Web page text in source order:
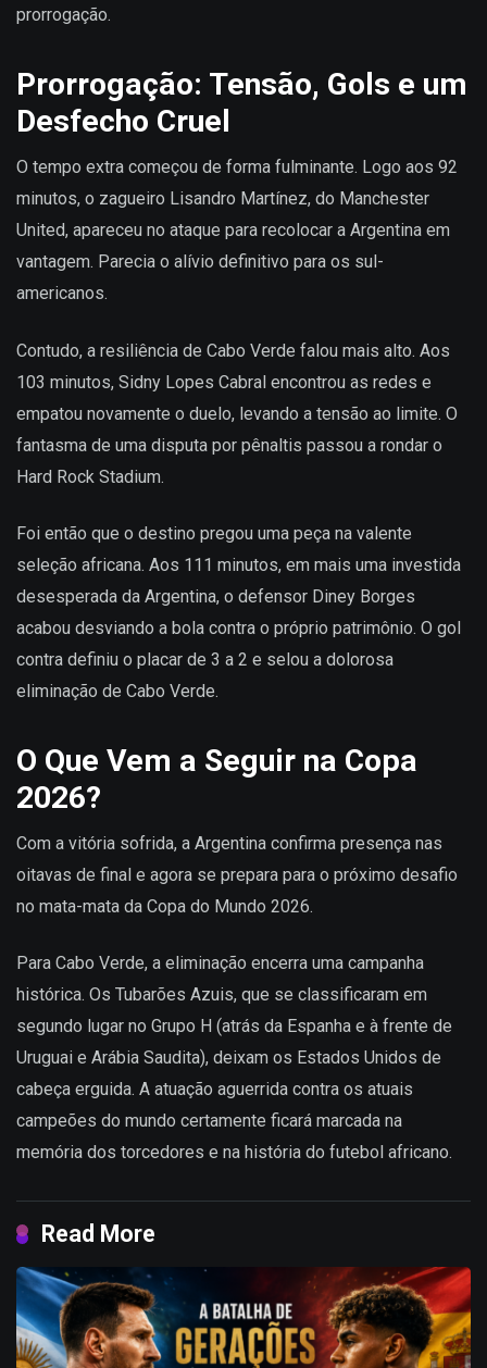
prorrogação.
Prorrogação: Tensão, Gols e um
Desfecho Cruel
O tempo extra começou de forma fulminante. Logo aos 92
minutos, o zagueiro Lisandro Martínez, do Manchester
United, apareceu no ataque para recolocar a Argentina em
vantagem. Parecia o alívio definitivo para os sul-
americanos.
Contudo, a resiliência de Cabo Verde falou mais alto. Aos
103 minutos, Sidny Lopes Cabral encontrou as redes e
empatou novamente o duelo, levando a tensão ao limite. O
fantasma de uma disputa por pênaltis passou a rondar o
Hard Rock Stadium.
Foi então que o destino pregou uma peça na valente
seleção africana. Aos 111 minutos, em mais uma investida
desesperada da Argentina, o defensor Diney Borges
acabou desviando a bola contra o próprio patrimônio. O gol
contra definiu o placar de 3 a 2 e selou a dolorosa
eliminação de Cabo Verde.
O Que Vem a Seguir na Copa
2026?
Com a vitória sofrida, a Argentina confirma presença nas
oitavas de final e agora se prepara para o próximo desafio
no mata-mata da Copa do Mundo 2026.
Para Cabo Verde, a eliminação encerra uma campanha
histórica. Os Tubarões Azuis, que se classificaram em
segundo lugar no Grupo H (atrás da Espanha e à frente de
Uruguai e Arábia Saudita), deixam os Estados Unidos de
cabeça erguida. A atuação aguerrida contra os atuais
campeões do mundo certamente ficará marcada na
memória dos torcedores e na história do futebol africano.
Read More